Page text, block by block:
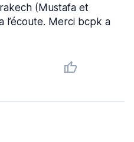
(Mustafa et
l’écoute. Merci bcpk a